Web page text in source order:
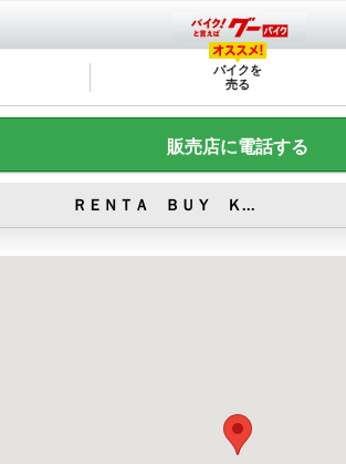
バイクを
売る
販売店に電話する
ＲＥＮＴＡ ＢＵＹ Ｋ...